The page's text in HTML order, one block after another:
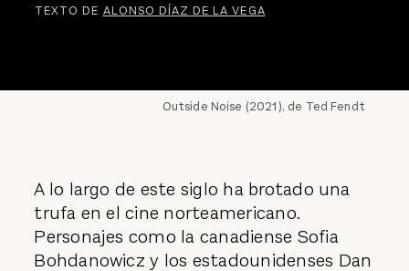
TEXTO DE ALONSO DÍAZ DE LA VEGA
Outside Noise (2021), de Ted Fendt
A lo largo de este siglo ha brotado una
trufa en el cine norteamericano.
Personajes como la canadiense Sofia
Bohdanowicz y los estadounidenses Dan